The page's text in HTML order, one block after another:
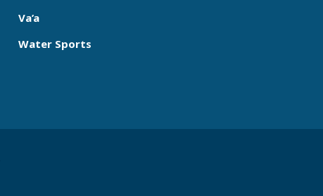
Va’a
Water Sports